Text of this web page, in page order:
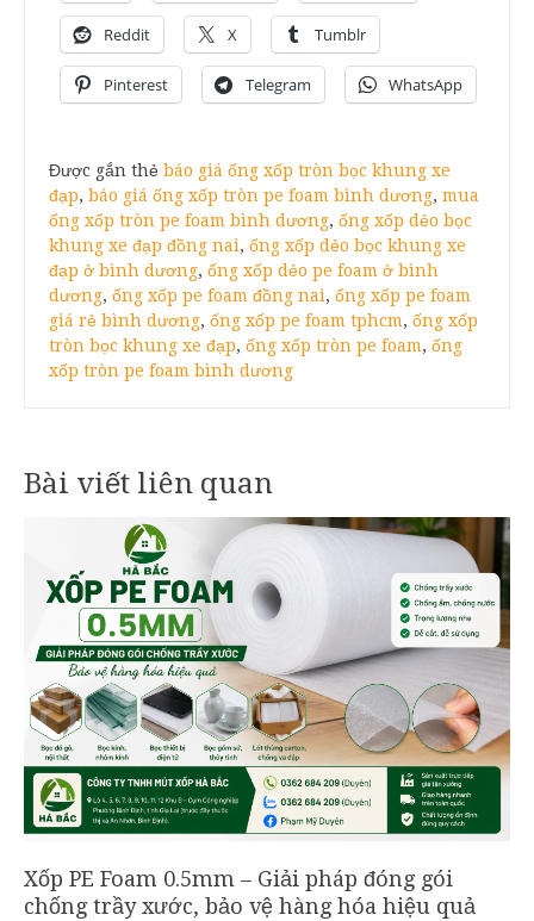
Reddit X Tumblr
Pinterest Telegram WhatsApp
Được gắn thẻ báo giá ống xốp tròn bọc khung xe
đạp, báo giá ống xốp tròn pe foam bình dương, mua
ống xốp tròn pe foam bình dương, ống xốp dẻo bọc
khung xe đạp đồng nai, ống xốp dẻo bọc khung xe
đạp ở bình dương, ống xốp dẻo pe foam ở bình
dương, ống xốp pe foam đồng nai, ống xốp pe foam
giá rẻ bình dương, ống xốp pe foam tphcm, ống xốp
tròn bọc khung xe đạp, ống xốp tròn pe foam, ống
xốp tròn pe foam bình dương
Bài viết liên quan
Xốp PE Foam 0.5mm – Giải pháp đóng gói
chống trầy xước, bảo vệ hàng hóa hiệu quả